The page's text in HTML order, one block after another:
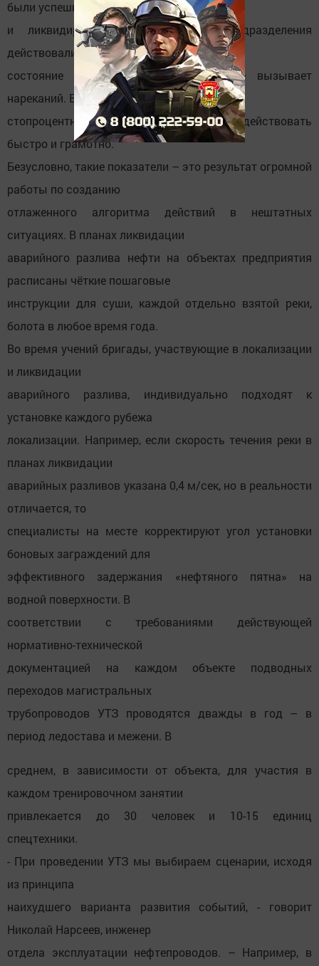
были успешно локализованы
и ликвидированы, это означает: подразделения
действовали чётко, слаженно,
состояние техники и оборудования не вызывает
нареканий. Всё это говорит о
стопроцентной готовности персонала действовать
быстро и грамотно.
Безусловно, такие показатели – это результат огромной
работы по созданию
отлаженного алгоритма действий в нештатных
ситуациях. В планах ликвидации
аварийного разлива нефти на объектах предприятия
расписаны чёткие пошаговые
инструкции для суши, каждой отдельно взятой реки,
болота в любое время года.
Во время учений бригады, участвующие в локализации
и ликвидации
аварийного разлива, индивидуально подходят к
установке каждого рубежа
локализации. Например, если скорость течения реки в
планах ликвидации
аварийных разливов указана 0,4 м/сек, но в реальности
отличается, то
специалисты на месте корректируют угол установки
боновых заграждений для
эффективного задержания «нефтяного пятна» на
водной поверхности. В
соответствии с требованиями действующей
нормативно-технической
документацией на каждом объекте подводных
переходов магистральных
трубопроводов УТЗ проводятся дважды в год – в
период ледостава и межени. В
среднем, в зависимости от объекта, для участия в
каждом тренировочном занятии
привлекается до 30 человек и 10-15 единиц
спецтехники.
- При проведении УТЗ мы выбираем сценарии, исходя
из принципа
наихудшего варианта развития событий, - говорит
Николай Нарсеев, инженер
отдела эксплуатации нефтепроводов. – Например, в